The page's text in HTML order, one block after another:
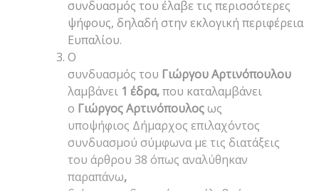
συνδυασμός του έλαβε τις περισσότερες
ψήφους, δηλαδή στην εκλογική περιφέρεια
Ευπαλίου.
Ο
συνδυασμός του Γιώργου Αρτινόπουλου
λαμβάνει 1 έδρα,που καταλαμβάνει
ο Γιώργος Αρτινόπουλοςως
υποψήφιος Δήμαρχος επιλαχόντος
συνδυασμού σύμφωνα με τις διατάξεις
του άρθρου 38 όπως αναλύθηκαν
παραπάνω,